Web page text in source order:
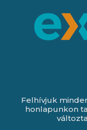
Felhívjuk
honlapunkon